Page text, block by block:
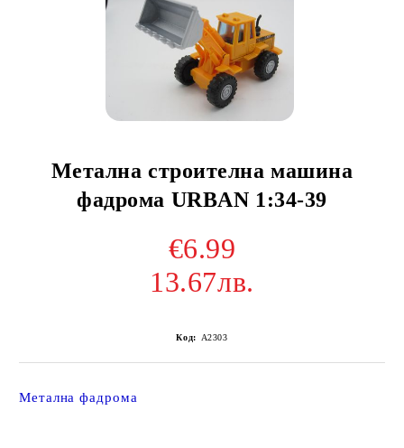
Метална строителна машина
фадрома URBAN 1:34-39
€6.99
13.67лв.
Код: A2303
Метална фадрома